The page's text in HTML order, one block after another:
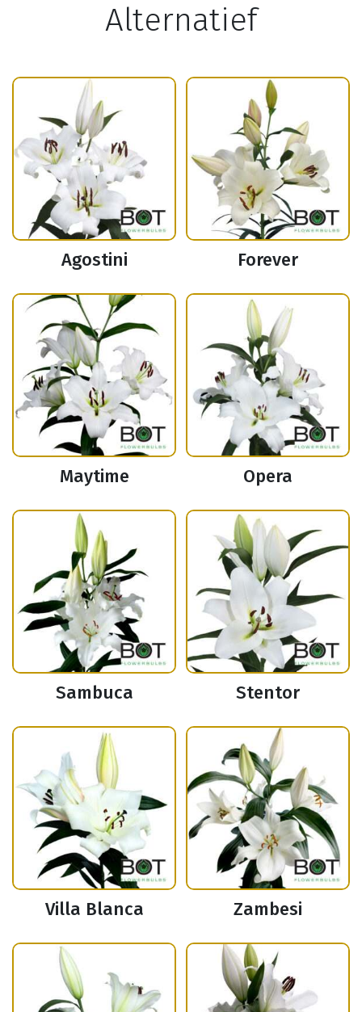
Alternatief
Agostini Forever
Maytime Opera
Sambuca Stentor
Villa Blanca Zambesi